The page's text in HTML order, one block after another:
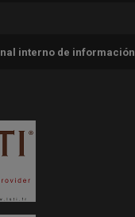
interno de información